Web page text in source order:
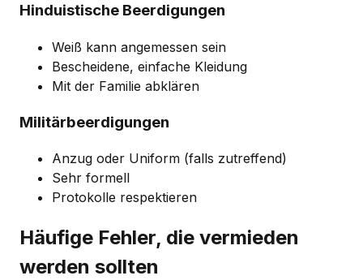
Hinduistische Beerdigungen
Weiß kann angemessen sein
Bescheidene, einfache Kleidung
Mit der Familie abklären
Militärbeerdigungen
Anzug oder Uniform (falls zutreffend)
Sehr formell
Protokolle respektieren
Häufige Fehler, die vermieden
werden sollten